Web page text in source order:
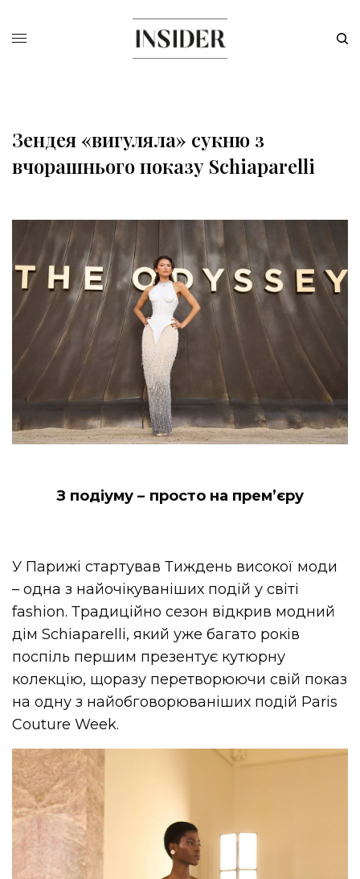
Зендея «вигуляла» сукню з
вчорашнього показу Schiaparelli
З подіуму – просто на прем’єру
У Парижі стартував Тиждень високої моди
– одна з найочікуваніших подій у світі
fashion. Традиційно сезон відкрив модний
дім Schiaparelli, який уже багато років
поспіль першим презентує кутюрну
колекцію, щоразу перетворюючи свій показ
на одну з найобговорюваніших подій Paris
Couture Week.